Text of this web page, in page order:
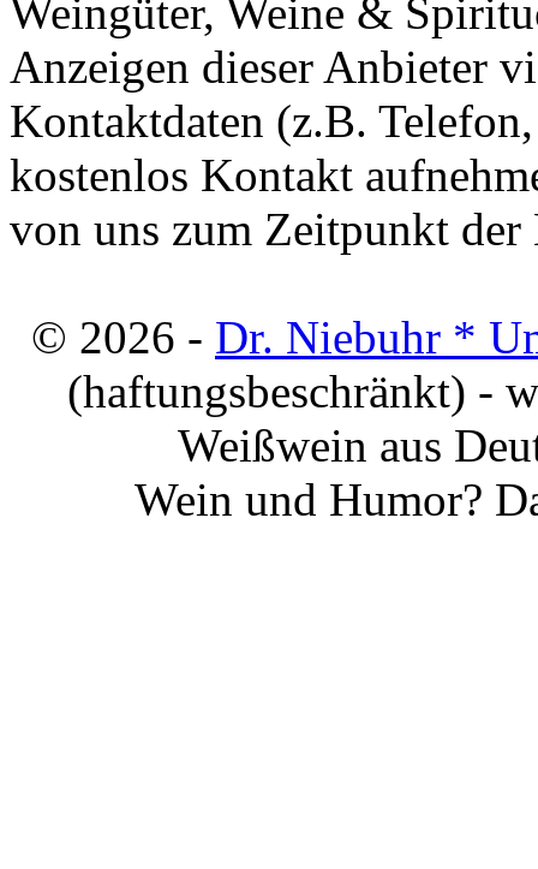
Weingüter, Weine &
Anzeigen dieser Anbieter
Kontaktdaten (z.B.
kostenlos Kontakt
von uns zum Zeitpunkt
© 2026 - Dr. Niebuhr *
(haftungsbeschränkt) -
Weißwein aus
Wein und Humor?